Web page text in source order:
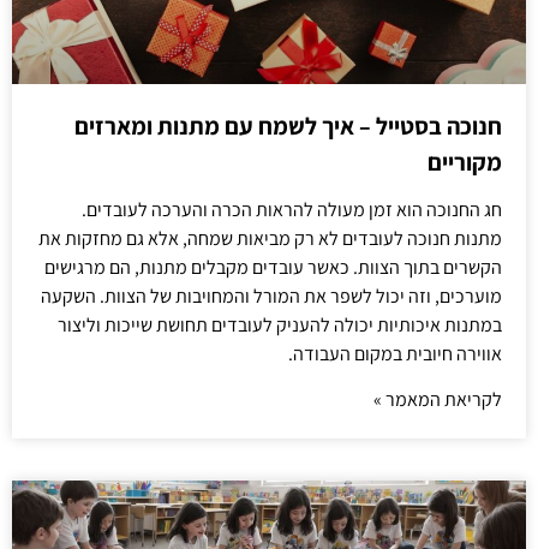
חנוכה בסטייל – איך לשמח עם מתנות ומארזים
מקוריים
חג החנוכה הוא זמן מעולה להראות הכרה והערכה לעובדים.
מתנות חנוכה לעובדים לא רק מביאות שמחה, אלא גם מחזקות את
הקשרים בתוך הצוות. כאשר עובדים מקבלים מתנות, הם מרגישים
מוערכים, וזה יכול לשפר את המורל והמחויבות של הצוות. השקעה
במתנות איכותיות יכולה להעניק לעובדים תחושת שייכות וליצור
אווירה חיובית במקום העבודה.
לקריאת המאמר »